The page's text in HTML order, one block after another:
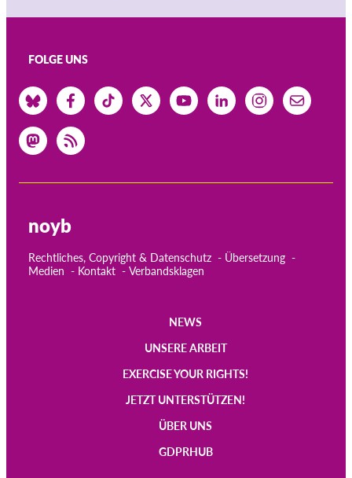
FOLGE UNS
noyb
Rechtliches, Copyright & Datenschutz
Übersetzung
Medien
Kontakt Verbandsklagen
NEWS
UNSERE ARBEIT
EXERCISE YOUR RIGHTS!
JETZT UNTERSTÜTZEN!
ÜBER UNS
GDPRHUB